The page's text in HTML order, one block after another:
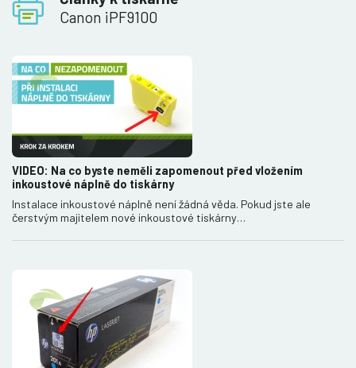
Canon iPF9100
VIDEO: Na co byste neměli zapomenout před vložením
inkoustové náplně do tiskárny
Instalace inkoustové náplně není žádná věda. Pokud jste ale
čerstvým majitelem nové inkoustové tiskárny…